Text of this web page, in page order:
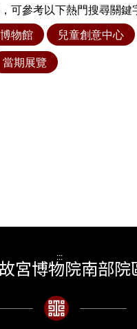
可參考以下熱門搜尋關鍵
物館
兒童創意中心
當期展覽
:::
宮博物院南部院